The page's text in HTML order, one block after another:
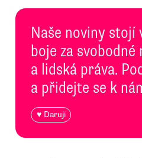
Naše noviny stojí
boje za
a lidská práva.
a přidejte se k
♥ Daruji